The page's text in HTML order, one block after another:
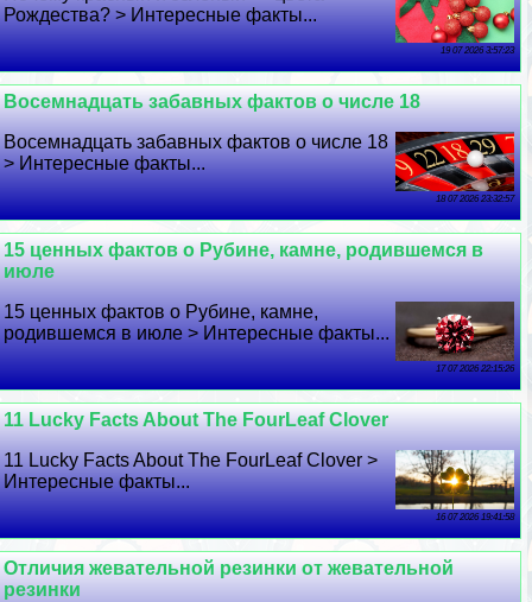
Рождества? > Интересные факты...
19 07 2026 3:57:23
Восемнадцать забавных фактов о числе 18
Восемнадцать забавных фактов о числе 18
> Интересные факты...
18 07 2026 23:32:57
15 ценных фактов о Рубине, камне, родившемся в
июле
15 ценных фактов о Рубине, камне,
родившемся в июле > Интересные факты...
17 07 2026 22:15:26
11 Lucky Facts About The FourLeaf Clover
11 Lucky Facts About The FourLeaf Clover >
Интересные факты...
16 07 2026 19:41:58
Отличия жевательной резинки от жевательной
резинки